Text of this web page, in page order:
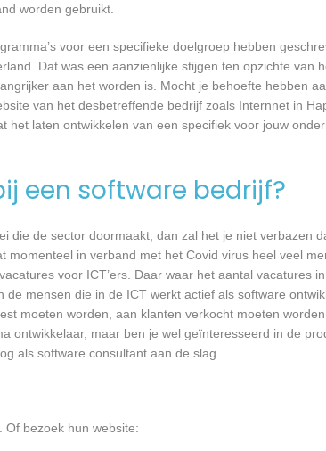
worden gebruikt.
voor een specifieke doelgroep hebben
Dat was een aanzienlijke stijgen ten opzichte van
aan het worden is. Mocht je behoefte hebben
van het desbetreffende bedrijf zoals Internnet in
laten ontwikkelen van een specifiek voor jouw
een software bedrijf?
die de sector doormaakt, dan zal het je niet verbazen
momenteel in verband met het Covid virus heel veel
voor ICT’ers. Daar waar het aantal vacatures
mensen die in de ICT werkt actief als software
moeten worden, aan klanten verkocht moeten
ontwikkelaar, maar ben je wel geïnteresseerd in de
als software consultant aan de slag.
. Of bezoek hun website: